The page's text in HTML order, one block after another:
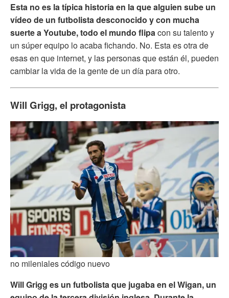
Esta no es la típica historia en la que alguien sube un
vídeo de un futbolista desconocido y con mucha
suerte a Youtube, todo el mundo flipacon su talento y
un súper equipo lo acaba fichando. No. Esta es otra de
esas en que internet, y las personas que están él, pueden
cambiar la vida de la gente de un día para otro.
Will Grigg, el protagonista
no mileniales código nuevo
Will Grigg es un futbolista que jugaba en el Wigan, un